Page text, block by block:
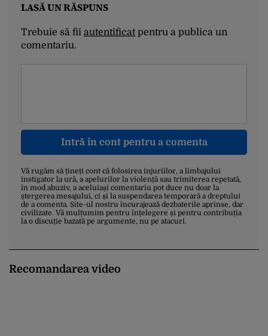
LASĂ UN RĂSPUNS
Trebuie să fii autentificatpentru a publica un
comentariu.
Intră în cont pentru a comenta
Vă rugăm să țineți cont că folosirea injuriilor, a limbajului
instigator la ură, a apelurilor la violență sau trimiterea repetată,
în mod abuziv, a aceluiași comentariu pot duce nu doar la
ștergerea mesajului, ci și la suspendarea temporară a dreptului
de a comenta. Site-ul nostru încurajează dezbaterile aprinse, dar
civilizate. Vă mulțumim pentru înțelegere și pentru contribuția
la o discuție bazată pe argumente, nu pe atacuri.
Recomandarea video